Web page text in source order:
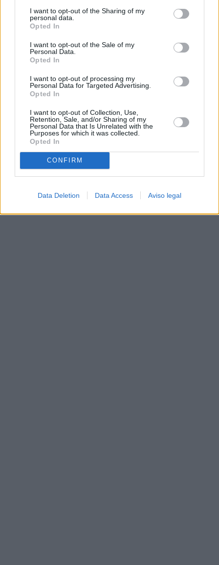
de su consentimiento, pero usted tiene el derecho de
rechazar tal procesamiento. Sus preferencias se aplicarán
cualquier momento entrando de nuevo en este sitio web o
visitando nuestra política de privacidad.
I want to opt-out of the Sharing of my
personal data.
Opted In
I want to opt-out of the Sale of my
Personal Data.
Opted In
I want to opt-out of processing my
Personal Data for Targeted Advertising.
Opted In
I want to opt-out of Collection, Use,
Retention, Sale, and/or Sharing of my
Personal Data that Is Unrelated with the
Purposes for which it was collected.
Opted In
CONFIRM
Data Deletion Data Access Aviso legal